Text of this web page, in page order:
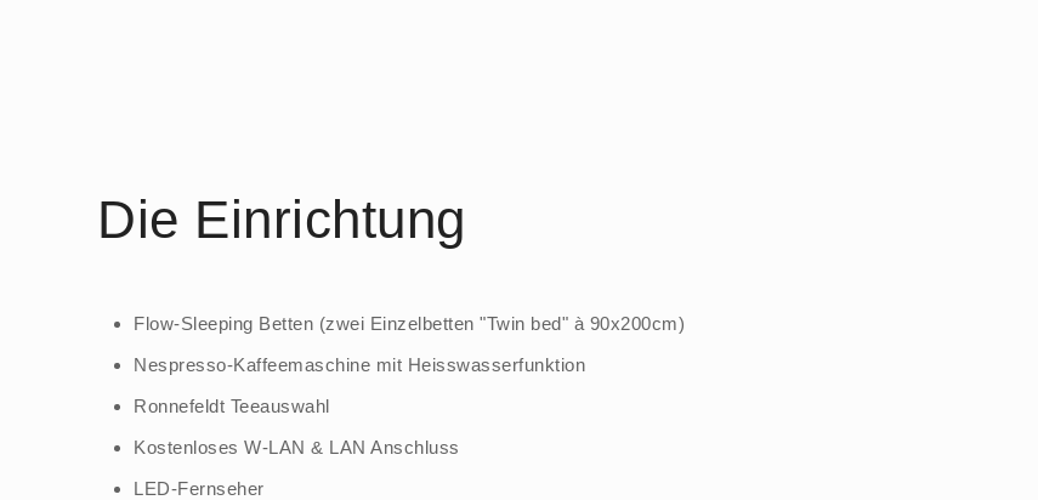
Die Einrichtung
Flow-Sleeping Betten (zwei Einzelbetten "Twin bed" à 90x200cm)
Nespresso-Kaffeemaschine mit Heisswasserfunktion
Ronnefeldt Teeauswahl
Kostenloses W-LAN & LAN Anschluss
LED-Fernseher